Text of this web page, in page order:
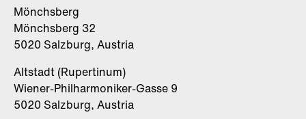
Mönchsberg
Mönchsberg 32
5020 Salzburg, Austria
Altstadt (Rupertinum)
Wiener-Philharmoniker-Gasse 9
5020 Salzburg, Austria